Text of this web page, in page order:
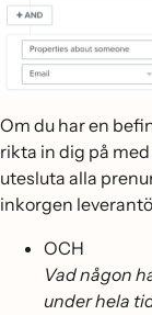
Om du har en
rikta in dig på
utesluta alla
inkorgen
OCH
Vad någon
under hela